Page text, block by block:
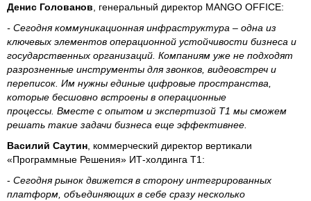
Денис Голованов , генеральный директор MANGO OFFICE:
- Сегодня коммуникационная инфраструктура – одна из
ключевых элементов операционной устойчивости бизнеса и
государственных организаций. Компаниям уже не подходят
разрозненные инструменты для звонков, видеовстреч и
переписок. Им нужны единые цифровые пространства,
которые бесшовно встроены в операционные
процессы. Вместе с опытом и экспертизой Т1 мы сможем
решать такие задачи бизнеса еще эффективнее.
Василий Саутин , коммерческий директор вертикали
«Программные Решения» ИТ-холдинга Т1:
- Сегодня рынок движется в сторону интегрированных
платформ, объединяющих в себе сразу несколько